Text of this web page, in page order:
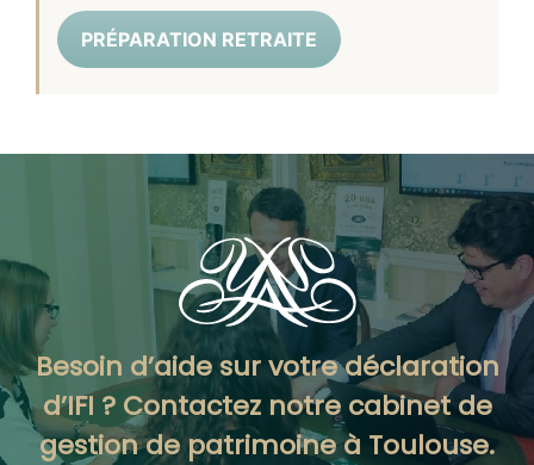
PRÉPARATION RETRAITE
Besoin d’aide sur votre déclaration
d’IFI ? Contactez notre cabinet de
gestion de patrimoine à Toulouse.